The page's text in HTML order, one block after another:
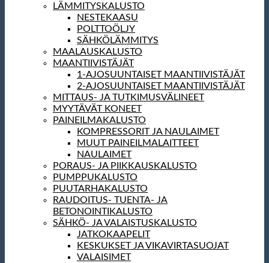
LÄMMITYSKALUSTO
NESTEKAASU
POLTTOÖLJY
SÄHKÖLÄMMITYS
MAALAUSKALUSTO
MAANTIIVISTÄJÄT
1-AJOSUUNTAISET MAANTIIVISTÄJÄT
2-AJOSUUNTAISET MAANTIIVISTÄJÄT
MITTAUS- JA TUTKIMUSVÄLINEET
MYYTÄVÄT KONEET
PAINEILMAKALUSTO
KOMPRESSORIT JA NAULAIMET
MUUT PAINEILMALAITTEET
NAULAIMET
PORAUS- JA PIIKKAUSKALUSTO
PUMPPUKALUSTO
PUUTARHAKALUSTO
RAUDOITUS- TUENTA- JA
BETONOINTIKALUSTO
SÄHKÖ- JA VALAISTUSKALUSTO
JATKOKAAPELIT
KESKUKSET JA VIKAVIRTASUOJAT
VALAISIMET